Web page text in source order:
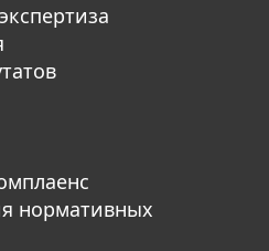
нормативных